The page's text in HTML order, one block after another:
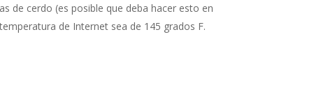
de cerdo (es posible que deba hacer esto en
de Internet sea de 145 grados F.